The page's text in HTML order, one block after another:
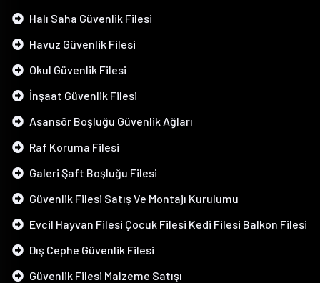
Halı Saha Güvenlik Filesi
Havuz Güvenlik Filesi
Okul Güvenlik Filesi
İnşaat Güvenlik Filesi
Asansör Boşluğu Güvenlik Ağları
Raf Koruma Filesi
Galeri Şaft Boşluğu Filesi
Güvenlik Filesi Satış Ve Montajı Kurulumu
Evcil Hayvan Filesi Çocuk Filesi Kedi Filesi Balkon Filesi
Dış Cephe Güvenlik Filesi
Güvenlik Filesi Malzeme Satışı